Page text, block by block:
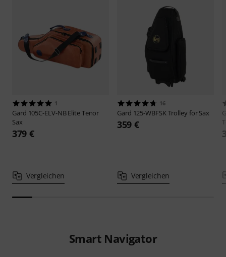
1
Gard 105C-ELV-NB Elite Tenor
Sax
379 €
Vergleichen
16
Gard 125-WBFSK Trolley for Sax
359 €
Vergleichen
Smart Navigator